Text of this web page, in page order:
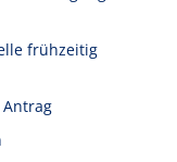
frühzeitig